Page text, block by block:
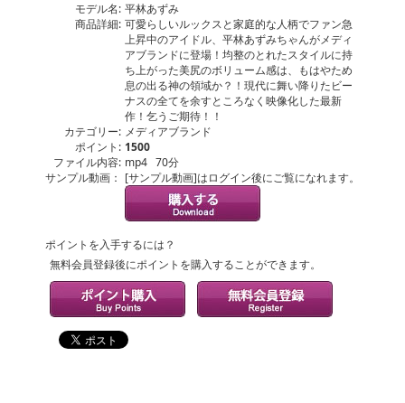
モデル名: 平林あずみ
商品詳細: 可愛らしいルックスと家庭的な人柄でファン急
上昇中のアイドル、平林あずみちゃんがメディ
アブランドに登場！均整のとれたスタイルに持
ち上がった美尻のボリューム感は、もはやため
息の出る神の領域か？！現代に舞い降りたビー
ナスの全てを余すところなく映像化した最新
作！乞うご期待！！
カテゴリー: メディアブランド
ポイント: 1500
ファイル内容: mp4 70分
サンプル動画： [サンプル動画]はログイン後にご覧になれます。
ポイントを入手するには？
無料会員登録後にポイントを購入することができます。